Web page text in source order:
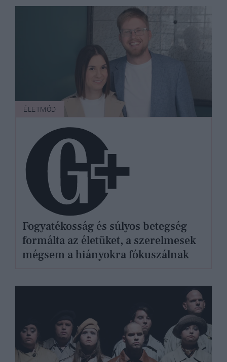
ÉLETMÓD
Fogyatékosság és súlyos betegség
formálta az életüket, a szerelmesek
mégsem a hiányokra fókuszálnak